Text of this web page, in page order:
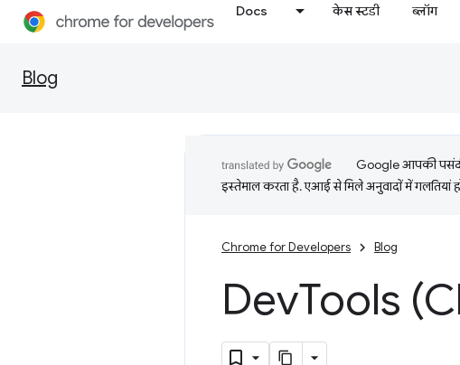
Docs केस स्टडी ब्लॉग
Blog
Google आपकी
इस्तेमाल करता है. एआई से मिले अनुवादों में गलतियां
Chrome for Developers Blog
DevTools